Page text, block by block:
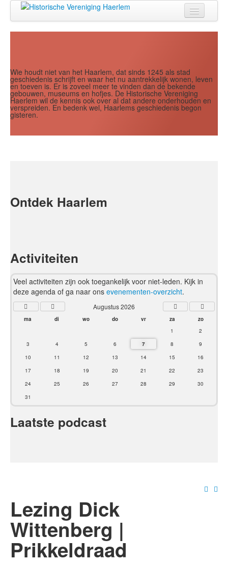
Zien
Lezen
Over ons
Wie houdt niet van het Haarlem, dat sinds 1245 als stad
geschiedenis schrijft en waar het nu aantrekkelijk wonen, leven
en toeven is. Er is zoveel meer te vinden dan de bekende
gebouwen, museums en hofjes. De Historische Vereniging
Haerlem wil de kennis ook over al dat andere onderhouden en
verspreiden. En bedenk wel, Haarlems geschiedenis begon
gisteren.
Ontdek Haarlem
Activiteiten
Veel activiteiten zijn ook toegankelijk voor niet-leden. Kijk in
deze agenda of ga naar ons evenementen-overzicht.
Jaar Maand Jaar
Maand
Augustus 2026
ma di wo do vr za
zo
1
2
3
4 5 6 7 8
9
10
11 12 13 14 15
16
17
18 19 20 21 22
23
24
25 26 27 28 29
30
31
Laatste podcast
Lezing Dick
Wittenberg |
Prikkeldraad